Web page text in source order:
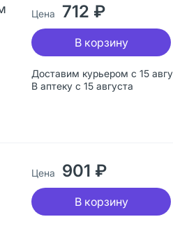
Доставим курьером с 15
В аптеку с 15 августа
Цена 712 ₽
В корзину
Цена 901 ₽
В корзину